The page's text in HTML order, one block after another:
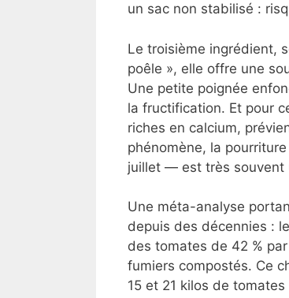
un sac non stabilisé :
Le troisième ingrédient,
poêle », elle offre une
Une petite poignée
la fructification. Et pour
riches en calcium,
phénomène, la
juillet — est très souvent
Une méta-analyse
depuis des décennies :
des tomates de 42 %
fumiers compostés. Ce
15 et 21 kilos de